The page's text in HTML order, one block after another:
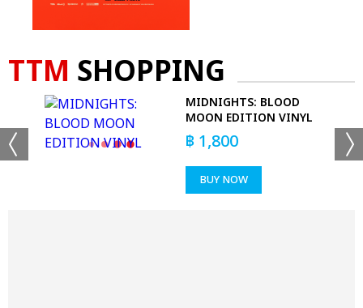
TTM SHOPPING
MIDNIGHTS: BLOOD
MOON EDITION VINYL
฿ 1,800
BUY NOW